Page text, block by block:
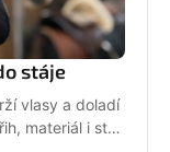
stáje
vlasy a doladí
materiál i styl